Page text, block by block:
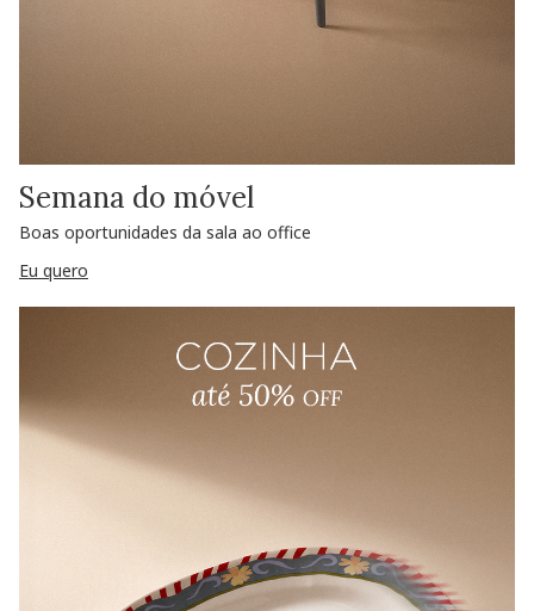
Semana do móvel
Boas oportunidades da sala ao office
Eu quero